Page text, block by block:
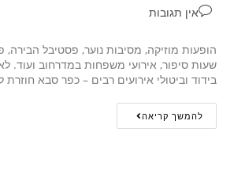
אין תגובות
הופעות מוזיקה, מסיבות נוער, פסטיבל הבירה,
שעות סיפור, אירועי משפחות במדרחוב ועוד.
בידוד וביטולי אירועים רבים – כפר סבא
להמשך קריאה